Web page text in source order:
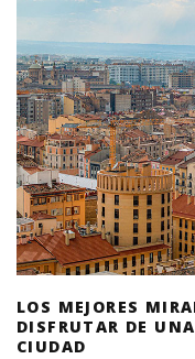
LOS MEJORES
DISFRUTAR DE
CIUDAD